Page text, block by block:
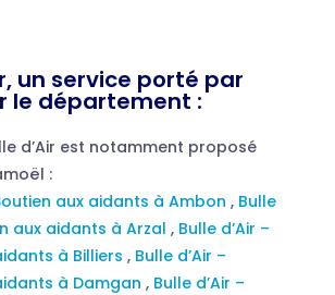
un service porté par
le département :
d’Air est notamment proposé
:
aux aidants à Ambon , Bulle
aux aidants à Arzal , Bulle d’Air –
à Billiers , Bulle d’Air –
à Damgan , Bulle d’Air –